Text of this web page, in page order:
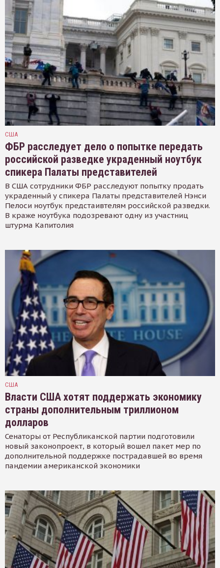
США
ФБР расследует дело о попытке передать
российской разведке украденный ноутбук
спикера Палаты представителей
В США сотрудники ФБР расследуют попытку продать
украденный у спикера Палаты представителей Нэнси
Пелоси ноутбук предстаивтелям российской разведки.
В краже ноутбука подозревают одну из участниц
штурма Капитолия
США
Власти США хотят поддержать экономику
страны дополнительным триллионом
долларов
Сенаторы от Республиканской партии подготовили
новый законопроект, в который вошел пакет мер по
дополнительной поддержке пострадавшей во время
пандемии американской экономики